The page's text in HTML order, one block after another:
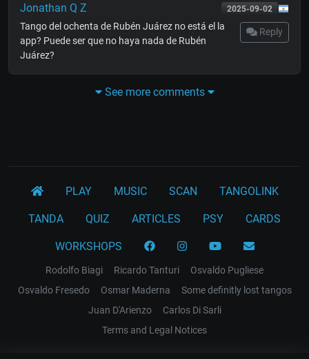
2025-09-02
Jonathan Q Z
Reply
Tango del ochenta de Rubén Juárez no está el la
app? Puede ser que no haya nada de Rubén
Juárez?
See more comments
PLAY MUSIC SCAN TANGOLINK
TANDA QUIZ ARTICLES PSY CARDS
WORKSHOPS
Rodolfo Biagi Ricardo Tanturi
Osvaldo Pugliese
Osvaldo Fresedo
Osmar Maderna
Some definitly lost tangos
Juan D'Arienzo
Carlos Di Sarli
Terms and Legal Notices